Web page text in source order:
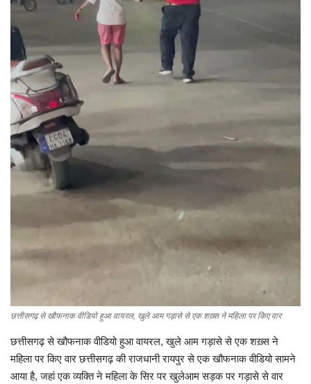
बॉलीवुड
विदेश
खेल
रोचक खबरें
लाईफ & साइंस
छत्तीसगढ़ से खौफनाक वीडियो हुआ वायरल, खुले आम गड़ासे से एक शख़्स ने महिला पर किए वार
छत्तीसगढ़ से खौफनाक वीडियो हुआ वायरल, खुले आम गड़ासे से एक शख़्स ने
महिला पर किए वार छत्तीसगढ़ की राजधानी रायपुर से एक खौफनाक वीडियो सामने
आया है, जहां एक व्यक्ति ने महिला के सिर पर खुलेआम सड़क पर गड़ासे से वार